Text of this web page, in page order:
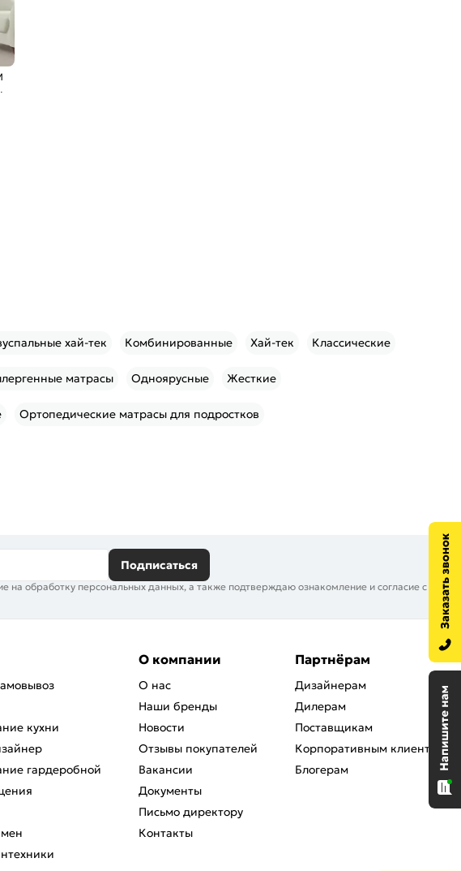
хай-тек Комбинированные Хай-тек Классические
матрасы Одноярусные Жесткие
Ортопедические матрасы для подростков
Подписаться
обработку персональных данных, а также подтверждаю ознакомление и согласие с
кухни
гардеробной
О компании
О нас
Наши бренды
Новости
Отзывы покупателей
Вакансии
Документы
Письмо директору
Контакты
Партнёрам
Дизайнерам
Дилерам
Поставщикам
Корпоративным клиентам
Блогерам